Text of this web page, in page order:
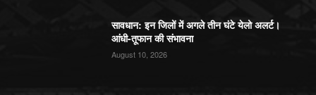
सावधान: इन जिलों में अगले तीन घंटे येलो अलर्ट।
आंधी-तूफान की संभावना
August 10, 2026